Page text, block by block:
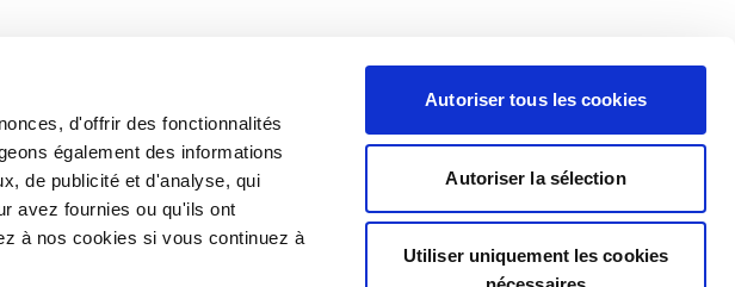
d'offrir des fonctionnalités
également des informations
de publicité et d'analyse, qui
avez fournies ou qu'ils ont
à nos cookies si vous continuez à
Autoriser tous les cookies
Autoriser la sélection
Utiliser uniquement les cookies